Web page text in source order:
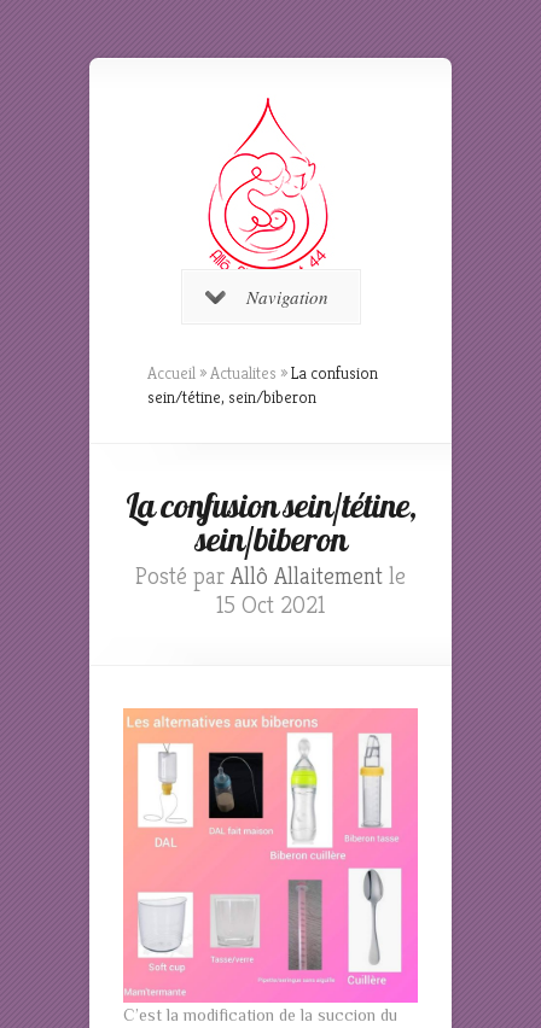
Navigation
Accueil »Actualites »La confusion
sein/tétine, sein/biberon
La confusion sein/tétine,
sein/biberon
Posté par Allô Allaitement le
15 Oct 2021
C’est la modification de la succion du